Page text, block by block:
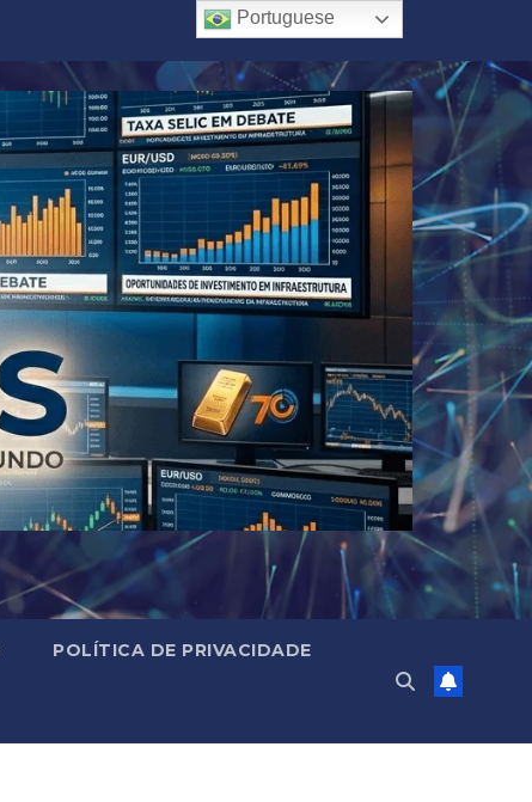
POLÍTICA DE PRIVACIDADE
Portuguese